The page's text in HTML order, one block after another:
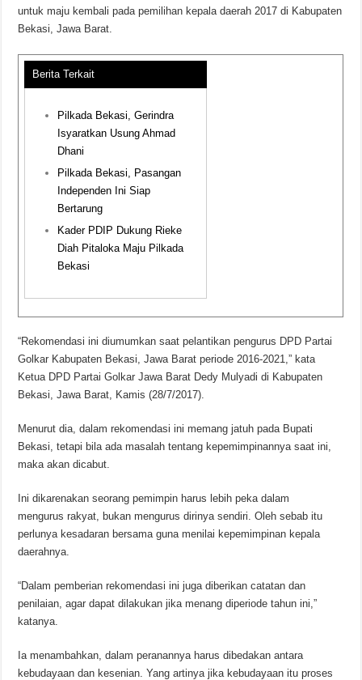
untuk maju kembali pada pemilihan kepala daerah 2017 di Kabupaten
Bekasi, Jawa Barat.
Berita Terkait
Pilkada Bekasi, Gerindra
Isyaratkan Usung Ahmad
Dhani
Pilkada Bekasi, Pasangan
Independen Ini Siap
Bertarung
Kader PDIP Dukung Rieke
Diah Pitaloka Maju Pilkada
Bekasi
“Rekomendasi ini diumumkan saat pelantikan pengurus DPD Partai
Golkar Kabupaten Bekasi, Jawa Barat periode 2016-2021,” kata
Ketua DPD Partai Golkar Jawa Barat Dedy Mulyadi di Kabupaten
Bekasi, Jawa Barat, Kamis (28/7/2017).
Menurut dia, dalam rekomendasi ini memang jatuh pada Bupati
Bekasi, tetapi bila ada masalah tentang kepemimpinannya saat ini,
maka akan dicabut.
Ini dikarenakan seorang pemimpin harus lebih peka dalam
mengurus rakyat, bukan mengurus dirinya sendiri. Oleh sebab itu
perlunya kesadaran bersama guna menilai kepemimpinan kepala
daerahnya.
“Dalam pemberian rekomendasi ini juga diberikan catatan dan
penilaian, agar dapat dilakukan jika menang diperiode tahun ini,”
katanya.
Ia menambahkan, dalam peranannya harus dibedakan antara
kebudayaan dan kesenian. Yang artinya jika kebudayaan itu proses